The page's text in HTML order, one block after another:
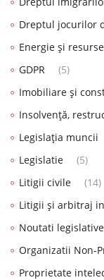
Dreptul jocurilor
Energie și
GDPR
(5)
Imobiliare și
Insolvență,
Legislația muncii
Legislatie
(5)
Litigii civile
(14)
Litigii și arbitraj
Noutati legislative
Organizatii Non-
Proprietate